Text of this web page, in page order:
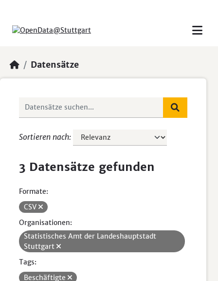
Datensätze
Sortieren nach
3 Datensätze gefunden
Formate:
CSV
Organisationen:
Statistisches Amt der Landeshauptstadt
Stuttgart
Tags:
Beschäftigte